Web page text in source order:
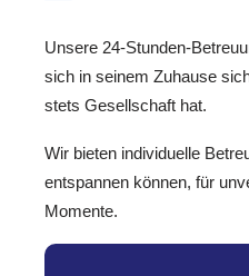
Unsere 24-Stunden-
sich in seinem Zuhause
stets Gesellschaft hat.
Wir bieten individuelle
entspannen können, für
Momente.